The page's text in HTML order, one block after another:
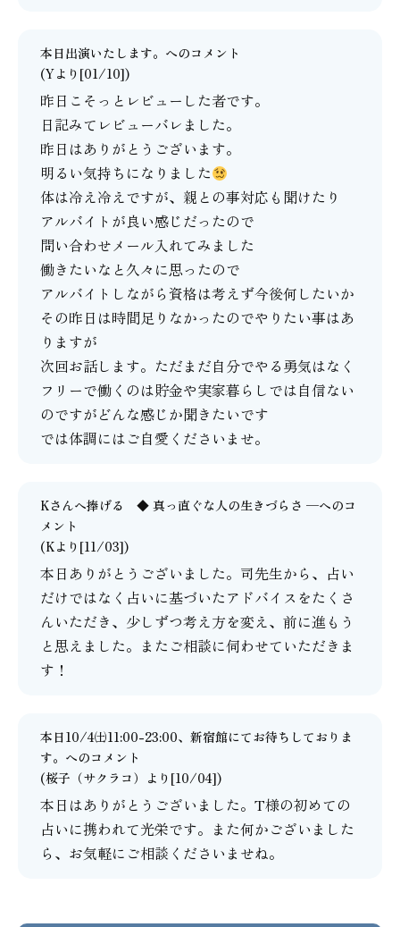
本日出演いたします。 へのコメント
(Yより[01/10])
昨日こそっとレビューした者です。
日記みてレビューバレました。
昨日はありがとうございます。
明るい気持ちになりました
体は冷え冷えですが、親との事対応も聞けたり
アルバイトが良い感じだったので
問い合わせメール入れてみました
働きたいなと久々に思ったので
アルバイトしながら資格は考えず今後何したいか
その昨日は時間足りなかったのでやりたい事はあ
りますが
次回お話します。ただまだ自分でやる勇気はなく
フリーで働くのは貯金や実家暮らしでは自信ない
のですがどんな感じか聞きたいです
では体調にはご自愛くださいませ。
Kさんへ捧げる ◆ 真っ直ぐな人の生きづらさ ─へのコ
メント
(Kより[11/03])
本日ありがとうございました。司先生から、占い
だけではなく占いに基づいたアドバイスをたくさ
んいただき、少しずつ考え方を変え、前に進もう
と思えました。またご相談に伺わせていただきま
す！
本日10/4㈯11:00-23:00、新宿館にてお待ちしておりま
す。 へのコメント
(桜子（サクラコ） より[10/04])
本日はありがとうございました。T様の初めての
占いに携われて光栄です。また何かございました
ら、お気軽にご相談くださいませね。